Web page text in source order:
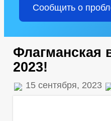
Сообщить о
Флагманская
2023!
15 сентября, 2023